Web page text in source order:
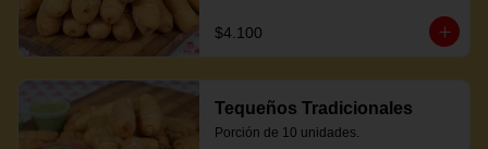
$4.100
Tequeños Tradicionales
Porción de 10 unidades.